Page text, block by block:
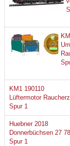
KM1 190110
Lüftermotor
Spur 1
Huebner 2018
Donnerbüchsen 27
Spur 1